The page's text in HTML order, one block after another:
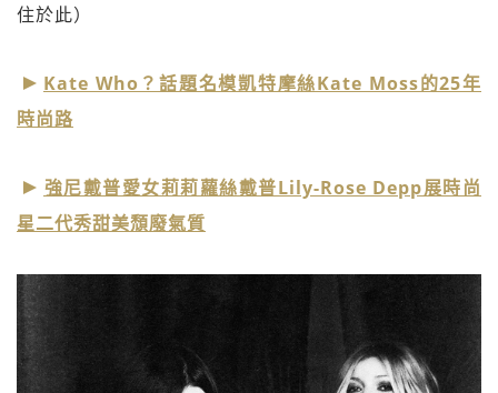
住於此）
Kate Who？話題名模凱特摩絲Kate Moss的25年
時尚路
強尼戴普愛女莉莉蘿絲戴普Lily-Rose Depp展時尚
星二代秀甜美頹廢氣質